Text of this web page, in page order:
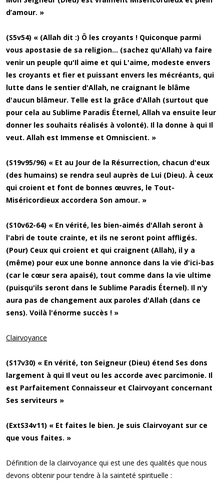
d’amour. »
(S5v54) « (Allah dit :) Ô les croyants ! Quiconque parmi
vous apostasie de sa religion... (sachez qu'Allah) va faire
venir un peuple qu'Il aime et qui L'aime, modeste envers
les croyants et fier et puissant envers les mécréants, qui
lutte dans le sentier d'Allah, ne craignant le blâme
d'aucun blâmeur. Telle est la grâce d'Allah (surtout que
pour cela au Sublime Paradis Éternel, Allah va ensuite leur
donner les souhaits réalisés à volonté). Il la donne à qui Il
veut. Allah est Immense et Omniscient. »
(S19v95/96) « Et au Jour de la Résurrection, chacun d'eux
(des humains) se rendra seul auprès de Lui (Dieu). À ceux
qui croient et font de bonnes œuvres, le Tout-
Miséricordieux accordera Son amour. »
(S10v62-64) « En vérité, les bien-aimés d'Allah seront à
l'abri de toute crainte, et ils ne seront point affligés.
(Pour) Ceux qui croient et qui craignent (Allah), il y a
(même) pour eux une bonne annonce dans la vie d'ici-bas
(car le cœur sera apaisé), tout comme dans la vie ultime
(puisqu'ils seront dans le Sublime Paradis Éternel). Il n'y
aura pas de changement aux paroles d'Allah (dans ce
sens). Voilà l'énorme succès ! »
Clairvoyance
(S17v30) « En vérité, ton Seigneur (Dieu) étend Ses dons
largement à qui Il veut ou les accorde avec parcimonie. Il
est Parfaitement Connaisseur et Clairvoyant concernant
Ses serviteurs »
(ExtS34v11) « Et faites le bien. Je suis Clairvoyant sur ce
que vous faites. »
Définition de la clairvoyance qui est une des qualités que nous
devons obtenir pour tendre à la sainteté spirituelle :